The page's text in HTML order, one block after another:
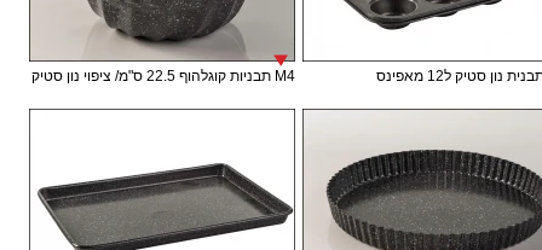
M4 תבניות קוגלהוף 22.5 ס"מ/ ציפוי נון סטיק